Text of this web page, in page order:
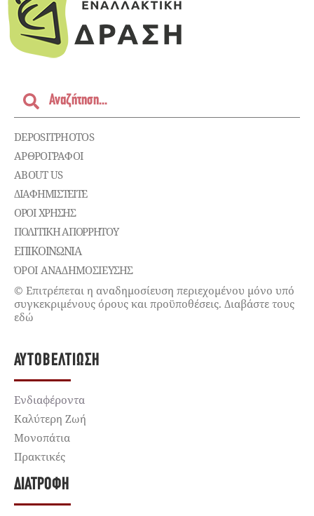
DEPOSITPHOTOS
ΑΡΘΡΟΓΡΑΦΟΙ
ABOUT US
ΔΙΑΦΗΜΙΣΤΕΊΤΕ
ΌΡΟΙ ΧΡΉΣΗΣ
ΠΟΛΙΤΙΚΉ ΑΠΟΡΡΉΤΟΥ
ΕΠΙΚΟΙΝΩΝΊΑ
ΌΡΟΙ ΑΝΑΔΗΜΟΣΙΕΥΣΗΣ
© Επιτρέπεται η αναδημοσίευση περιεχομένου μόνο υπό
συγκεκριμένους όρους και προϋποθέσεις. Διαβάστε τους
εδώ
ΑΥΤΟΒΕΛΤΊΩΣΗ
Ενδιαφέροντα
Καλύτερη Ζωή
Μονοπάτια
Πρακτικές
ΔΙΑΤΡΟΦΉ